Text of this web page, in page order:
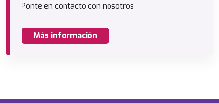
Ponte en contacto con nosotros
Más información